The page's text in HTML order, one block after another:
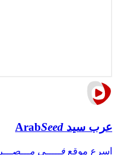
عرب سيد ArabSeed
اسرع موقع فـــــي مـــصـــر